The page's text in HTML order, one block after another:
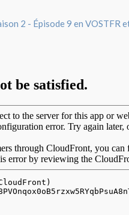
2 - Épisode 9 en VOSTFR